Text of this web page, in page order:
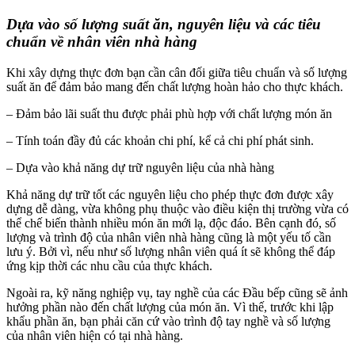
Dựa vào số lượng suất ăn, nguyên liệu và các tiêu
chuẩn về nhân viên nhà hàng
Khi xây dựng thực đơn bạn cần cân đối giữa tiêu chuẩn và số lượng
suất ăn để đảm bảo mang đến chất lượng hoàn hảo cho thực khách.
– Đảm bảo lãi suất thu được phải phù hợp với chất lượng món ăn
– Tính toán đầy đủ các khoản chi phí, kể cả chi phí phát sinh.
– Dựa vào khả năng dự trữ nguyên liệu của nhà hàng
Khả năng dự trữ tốt các nguyên liệu cho phép thực đơn được xây
dựng dễ dàng, vừa không phụ thuộc vào điều kiện thị trường vừa có
thể chế biến thành nhiều món ăn mới lạ, độc đáo. Bên cạnh đó, số
lượng và trình độ của nhân viên nhà hàng cũng là một yếu tố cần
lưu ý. Bởi vì, nếu như số lượng nhân viên quá ít sẽ không thể đáp
ứng kịp thời các nhu cầu của thực khách.
Ngoài ra, kỹ năng nghiệp vụ, tay nghề của các Đầu bếp cũng sẽ ảnh
hưởng phần nào đến chất lượng của món ăn. Vì thế, trước khi lập
khẩu phần ăn, bạn phải căn cứ vào trình độ tay nghề và số lượng
của nhân viên hiện có tại nhà hàng.